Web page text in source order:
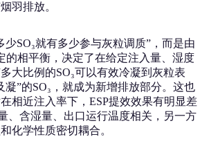
羽排放。
SO₃就有多少参与灰粒调质”，而是由
的相平衡，决定了在给定注入量、湿度
大比例的SO₃可以有效冷凝到灰粒表
凝”的SO₃，就成为新增排放部分。这也
相近注入率下，ESP提效效果有明显差
、含湿量、出口运行温度相关，另一方
化学性质密切耦合。